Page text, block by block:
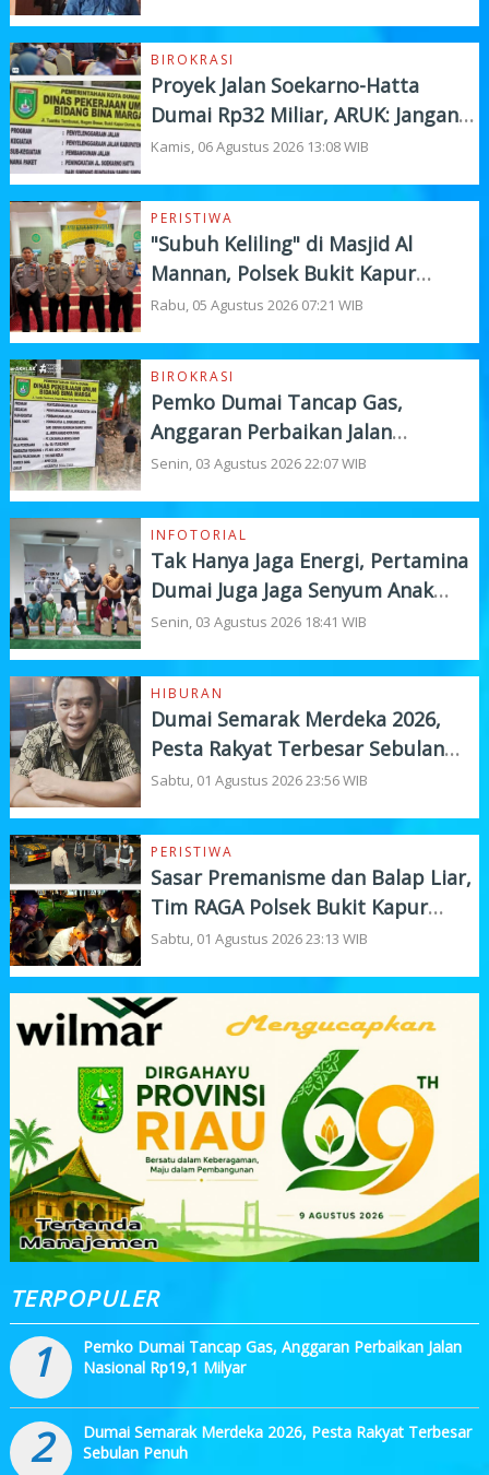
BIROKRASI
Proyek Jalan Soekarno-Hatta
Dumai Rp32 Miliar, ARUK: Jangan
Korbankan Kualitas Demi Kejar
Kamis, 06 Agustus 2026 13:08 WIB
PERISTIWA
"Subuh Keliling" di Masjid Al
Mannan, Polsek Bukit Kapur
Tampung Curhat Warga
Rabu, 05 Agustus 2026 07:21 WIB
BIROKRASI
Pemko Dumai Tancap Gas,
Anggaran Perbaikan Jalan
Nasional Rp19,1 Milyar
Senin, 03 Agustus 2026 22:07 WIB
INFOTORIAL
Tak Hanya Jaga Energi, Pertamina
Dumai Juga Jaga Senyum Anak
Yatim
Senin, 03 Agustus 2026 18:41 WIB
HIBURAN
Dumai Semarak Merdeka 2026,
Pesta Rakyat Terbesar Sebulan
Penuh
Sabtu, 01 Agustus 2026 23:56 WIB
PERISTIWA
Sasar Premanisme dan Balap Liar,
Tim RAGA Polsek Bukit Kapur
Gelar KRYD
Sabtu, 01 Agustus 2026 23:13 WIB
TERPOPULER
1
Pemko Dumai Tancap Gas, Anggaran Perbaikan Jalan
Nasional Rp19,1 Milyar
2
Dumai Semarak Merdeka 2026, Pesta Rakyat Terbesar
Sebulan Penuh